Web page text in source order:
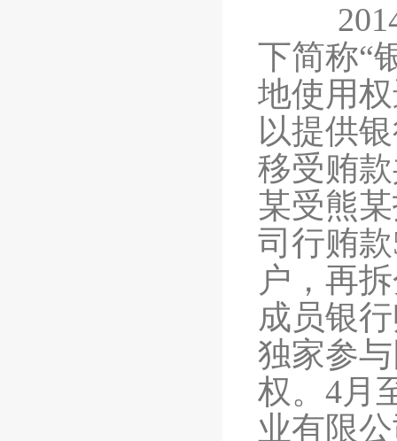
2014
下简称“
地使用
以提供
移受贿
某受熊
司行贿
户，再
成员银
独家参
权。4月
业有限